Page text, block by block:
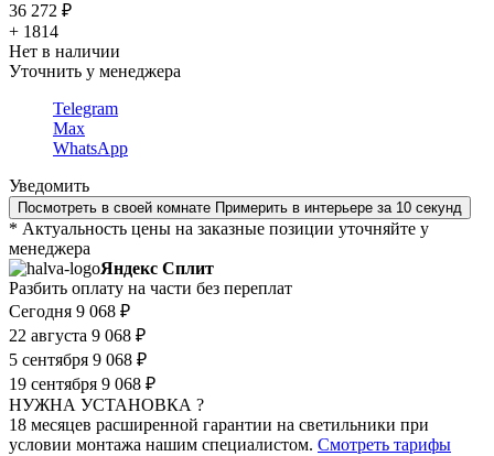
36 272 ₽
+ 1814
Нет в наличии
Уточнить у менеджера
Telegram
Max
WhatsApp
Уведомить
Посмотреть в своей комнате Примерить в интерьере за 10 секунд
* Актуальность цены на заказные позиции уточняйте у
менеджера
Яндекс Сплит
Разбить оплату на части без переплат
Сегодня 9 068 ₽
22 августа 9 068 ₽
5 сентября 9 068 ₽
19 сентября 9 068 ₽
НУЖНА УСТАНОВКА ?
18 месяцев расширенной гарантии на светильники при
условии монтажа нашим специалистом. Смотреть тарифы